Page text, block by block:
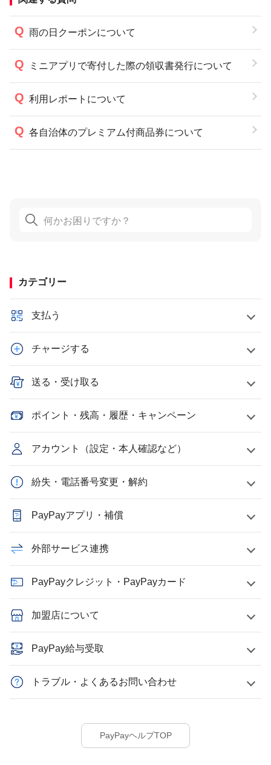
雨の日クーポンについて
ミニアプリで寄付した際の領収書発行について
利用レポートについて
各自治体のプレミアム付商品券について
カテゴリー
支払う
チャージする
送る・受け取る
ポイント・残高・履歴・キャンペーン
アカウント（設定・本人確認など）
紛失・電話番号変更・解約
PayPayアプリ・補償
外部サービス連携
PayPayクレジット・PayPayカード
加盟店について
PayPay給与受取
トラブル・よくあるお問い合わせ
PayPayヘルプTOP